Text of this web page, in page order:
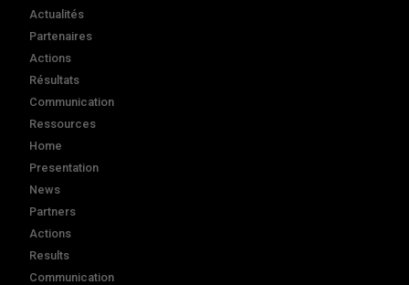
Actualités
Partenaires
Actions
Résultats
Communication
Ressources
Home
Presentation
News
Partners
Actions
Results
Communication